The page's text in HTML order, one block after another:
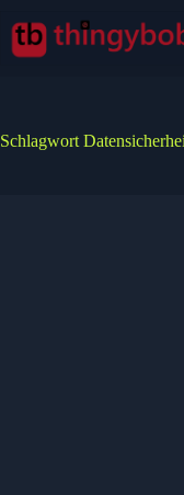
Inhalt
springen
Schlagwort